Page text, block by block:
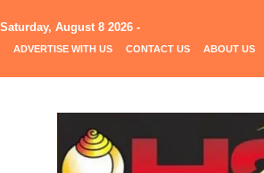
Saturday, August 8 2026 -
ADVERTISE WITH US CONTACT US ABOUT US